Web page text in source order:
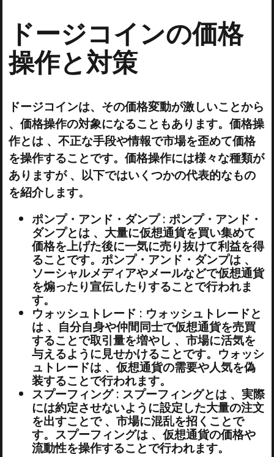
ドージコインの価格
操作と対策
ドージコインは、その価格変動が激しいことから
、価格操作の対象になることもあります。価格操
作とは 、不正な手段や情報で市場を歪めて価格
を操作することです。価格操作には様々な種類が
ありますが 、以下ではいくつかの代表的なもの
を紹介します。
ポンプ・アンド・ダンプ : ポンプ・アンド・
ダンプとは 、大量に仮想通貨を買い集めて
価格を上げた後に一気に売り抜けて利益を得
ることです。ポンプ・アンド・ダンプは 、
ソーシャルメディアやメールなどで仮想通貨
を煽ったり宣伝したりすることで行われま
す。
ウォッシュトレード : ウォッシュトレードと
は 、自分自身や仲間同士で仮想通貨を売買
することで取引量を増やし 、市場に活気を
与えるように見せかけることです。ウォッシ
ュトレードは 、仮想通貨の需要や人気を偽
装することで行われます。
スプーフィング : スプーフィングとは 、実際
には約定させないように設定した大量の注文
を出すことで 、市場に混乱を招くことで
す。スプーフィングは 、仮想通貨の価格や
流動性を操作することで行われます。